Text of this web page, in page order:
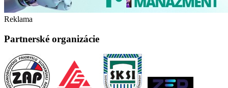
Reklama
Partnerské organizácie